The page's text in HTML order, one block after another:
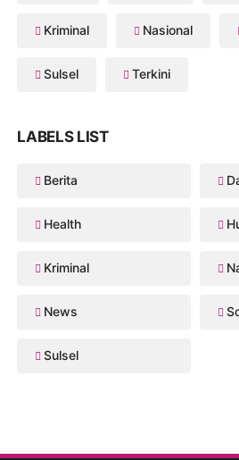
Kriminal Nasional
Sulsel Terkini
LABELS LIST
Berita
Health
Kriminal
News
Sulsel